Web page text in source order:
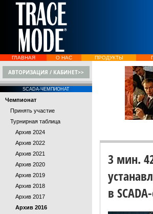
ГЛАВНАЯ О НАС ПРОДУКТЫ
АВТОРИЗАЦИЯ / КАБИНЕТ>>
SCADA-ЧЕМПИОНАТ
Чемпионат
Принять участие
Турнирная таблица
Архив 2024
Архив 2022
Архив 2021
Архив 2020
Архив 2019
Архив 2018
Архив 2017
Архив 2016
3 мин.
в